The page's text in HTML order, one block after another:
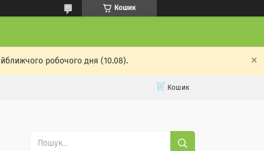
Кошик
робочого дня (10.08).
Кошик